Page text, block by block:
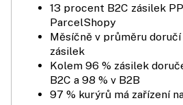
13 procent B2C zásilek
ParcelShopy
Měsíčně v průměru doručí
zásilek
Kolem 96 % zásilek
B2C a 98 % v B2B
97 % kurýrů má zařízení